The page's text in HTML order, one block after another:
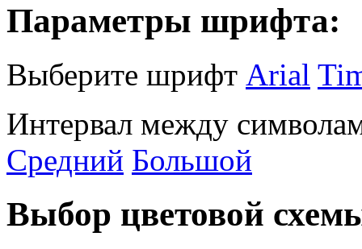
Параметры шрифта:
Выберите шрифт Arial
Интервал между
Средний Большой
Выбор цветовой